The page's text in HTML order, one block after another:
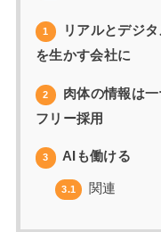
1
リアルとデジ
を生かす会社に
2
肉体の情報は
フリー採用
3 AIも働ける
3.1 関連